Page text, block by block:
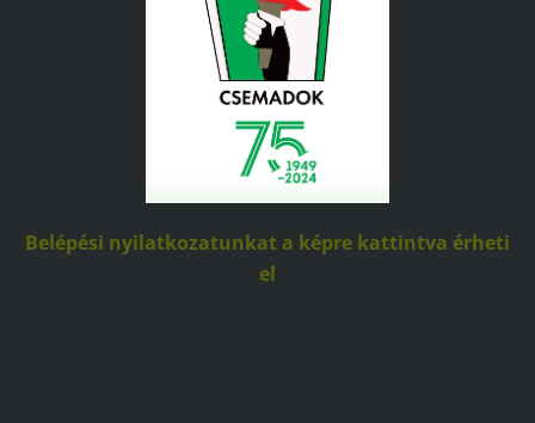
Belépési nyilatkozatunkat a képre kattintva érheti
el